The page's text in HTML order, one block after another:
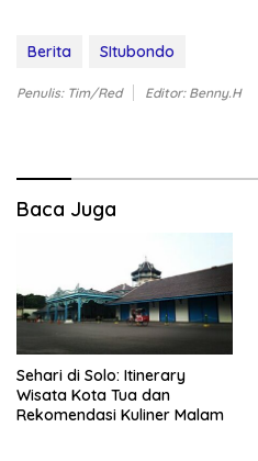
Berita SItubondo
Penulis: Tim/Red Editor: Benny.H
Baca Juga
Sehari di Solo: Itinerary
Wisata Kota Tua dan
Rekomendasi Kuliner Malam